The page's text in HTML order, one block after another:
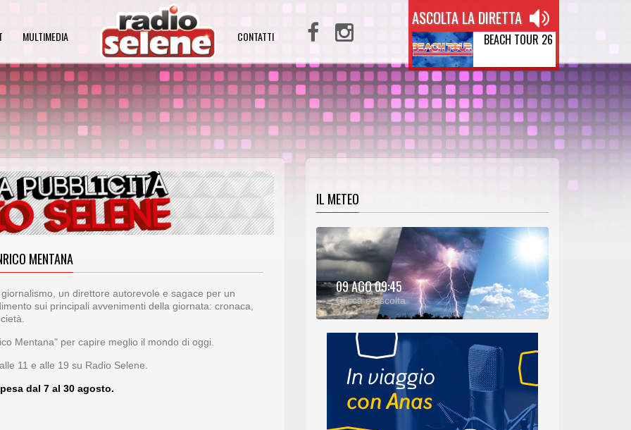
MULTIMEDIA CONTATTI
ASCOLTA LA DIRETTA
BEACH TOUR 26
MENTANA
un direttore autorevole e sagace per un
sui principali avvenimenti della giornata: cronaca,
Mentana" per capire meglio il mondo di oggi.
11 e alle 19 su Radio Selene.
dal 7 al 30 agosto.
IL METEO
09 AGO 09:45
Clicca e ascolta
METEO:
00:00
00:25